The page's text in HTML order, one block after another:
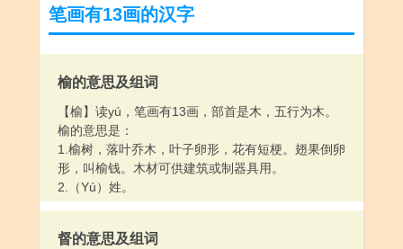
笔画有13画的汉字
榆的意思及组词
【榆】读yú，笔画有13画，部首是木，五行为木。
榆的意思是：
1.榆树，落叶乔木，叶子卵形，花有短梗。翅果倒卵
形，叫榆钱。木材可供建筑或制器具用。
2.（Yú）姓。
督的意思及组词